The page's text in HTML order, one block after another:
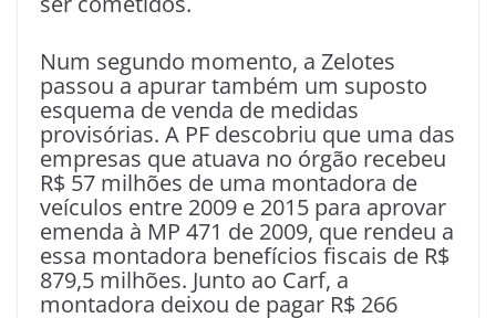
Num segundo momento, a Zelotes
passou a apurar também um suposto
esquema de venda de medidas
provisórias. A PF descobriu que uma das
empresas que atuava no órgão recebeu
R$ 57 milhões de uma montadora de
veículos entre 2009 e 2015 para aprovar
emenda à MP 471 de 2009, que rendeu a
essa montadora benefícios fiscais de R$
879,5 milhões. Junto ao Carf, a
montadora deixou de pagar R$ 266